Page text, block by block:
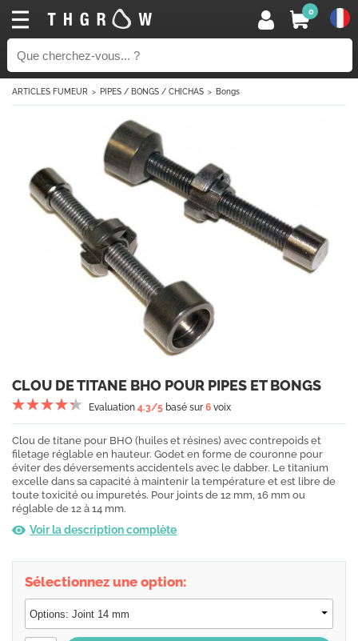
0
ARTICLES FUMEUR PIPES / BONGS / CHICHAS Bongs
CLOU DE TITANE BHO POUR PIPES ET BONGS
Evaluation 4.3/5 basé sur6 voix
Clou de titane pour BHO (huiles et résines) avec contrepoids et
filetage réglable en hauteur. Godet en forme de couronne pour
éviter des déversements accidentels avec le dabber. Le titanium
excelle dans sa capacité à maintenir la température et est libre de
toute toxicité ou impuretés. Pour joints de 12 mm, 16 mm ou
réglable de 12 à 14 mm.
Voir la description complète
Sélectionnez une option: